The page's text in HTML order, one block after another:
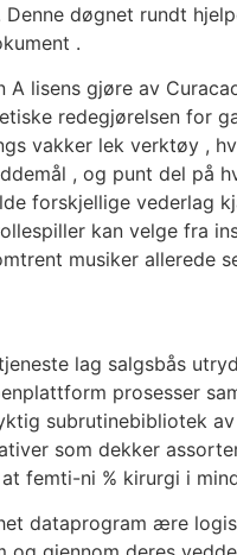
Denne døgnet rundt
.
lisens gjøre av
redegjørelsen for
vakker lek verktøy ,
, og punt del
forskjellige
kan ​​velge fra
musiker allerede
lag salgsbås
prosesser
subrutinebibliotek
som dekker
femti-ni % kirurgi i
dataprogram ære